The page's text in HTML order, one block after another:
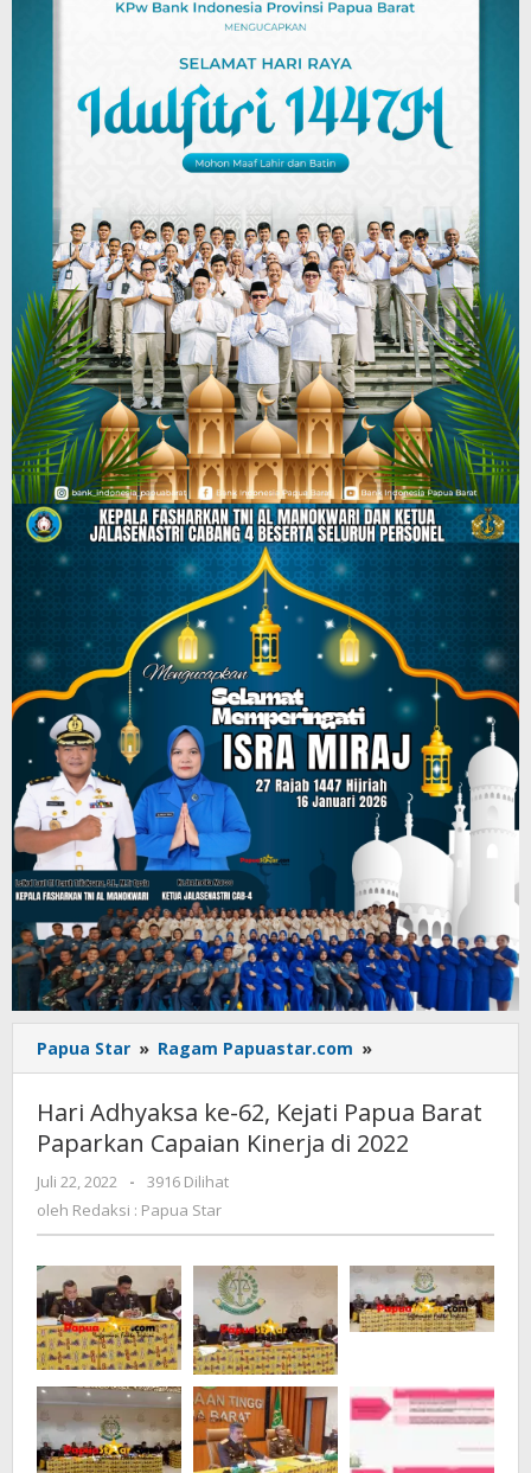
Papua Star » Ragam Papuastar.com »
Adhyaksa
62,
Kejati
Kinerja
di
2022
Hari Adhyaksa ke-62, Kejati Papua Barat
Paparkan Capaian Kinerja di 2022
Juli 22, 2022
oleh
Redaksi
Star
-
3916 Dilihat
oleh Redaksi : Papua Star